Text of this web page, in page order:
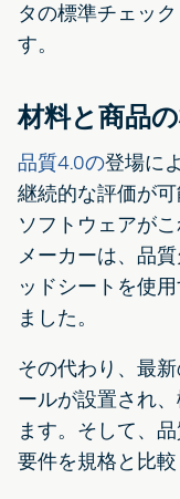
タの標準チェッ
す。
材料と商品
品質4.0の登場に
継続的な評価が
ソフトウェアが
メーカーは、品
ッドシートを使
ました。
その代わり、最
ールが設置され
ます。そして、
要件を規格と比較